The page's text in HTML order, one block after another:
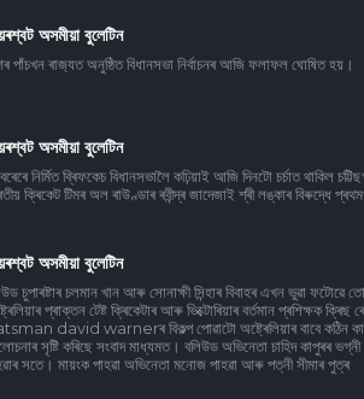
অসমীয়া বুলেটিন
পাঁচখন ৰাজ‍্যত অনুষ্ঠিত বিধানসভা নিৰ্বাচনৰ আজি ফলাফল ঘোষিত হয়।
অসমীয়া বুলেটিন
নিৰ্মিত ব্ৰিফকেচ বিধানসভালৈ কঢ়িয়াই আজি দিনটো চৰ্চাত থাকিল
ক্ৰিকেট টিমৰ অল ৰাউণ্ডাৰ ৰবীন্দ্ৰ জাদেজাই শ্ৰী লঙ্কাৰ বিৰুদ্ধে
অসমীয়া বুলেটিন
চুপাৰষ্টাৰ চলমান খান আৰু সোনাক্ষী সিন্হাৰ বিবাহৰ এখন ভুৱা ফটোৱে
প্ৰাক্তন টেষ্ট ক্ৰিকেটাৰ আৰু ভিক্টোৰিয়াৰ বৰ্তমান প্ৰশিক্ষক
david warnerৰ বিকল্প পোৱাটো অষ্ট্ৰেলিয়াৰ বাবে কঠিন
সৃষ্টি কৰিছে সংবাদ মাধ্যমত। বলিউড অভিনেতা চাহিদ কাপুৰৰ ভগ্নী
সতে। মায়ংক পাহৱা অভিনেতা মনোজ পাহৱা আৰু পত্নী সীমাৰ পুত্ৰ